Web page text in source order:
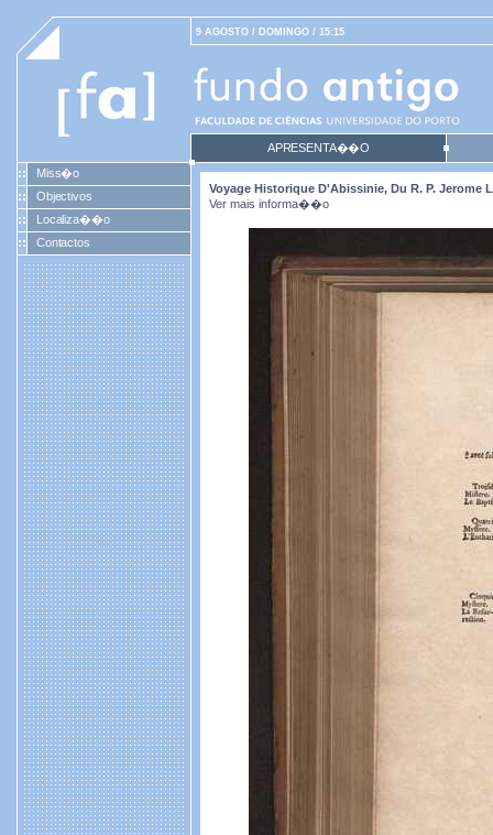
9 AGOSTO / DOMINGO / 15:15
APRESENTA��O
Miss�o
Objectivos
Localiza��o
Contactos
Voyage Historique D'Abissinie, Du R. P. Jerome
Ver mais informa��o